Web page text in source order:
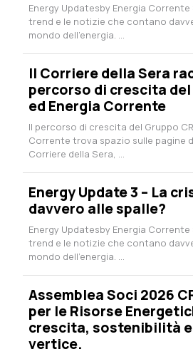
Energy Updatesby Energia Corrente
trend e le notizie che contano
mondo dell’energia. ...
Il Corriere della Sera
percorso di crescita del
ed Energia Corrente
Il percorso di crescita del Gruppo
Corrente trova spazio sulle pagine
Corriere della Sera, ...
Energy Update 3 – La
davvero alle spalle?
Energy Updatesby Energia Corrente
trend e le notizie che contano
mondo dell’energia. ...
Assemblea Soci 2026
per le Risorse
crescita, sostenibilità
vertice.